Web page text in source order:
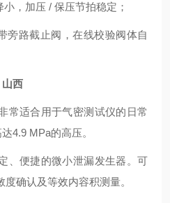
，加压 / 保压节拍稳定；
旁路截止阀，在线校验阀体自
西
常适合用于气密测试仪的日常
4.9 MPa的高压。
、便捷的微小泄漏发生器。可
确认及等效内容积测量。